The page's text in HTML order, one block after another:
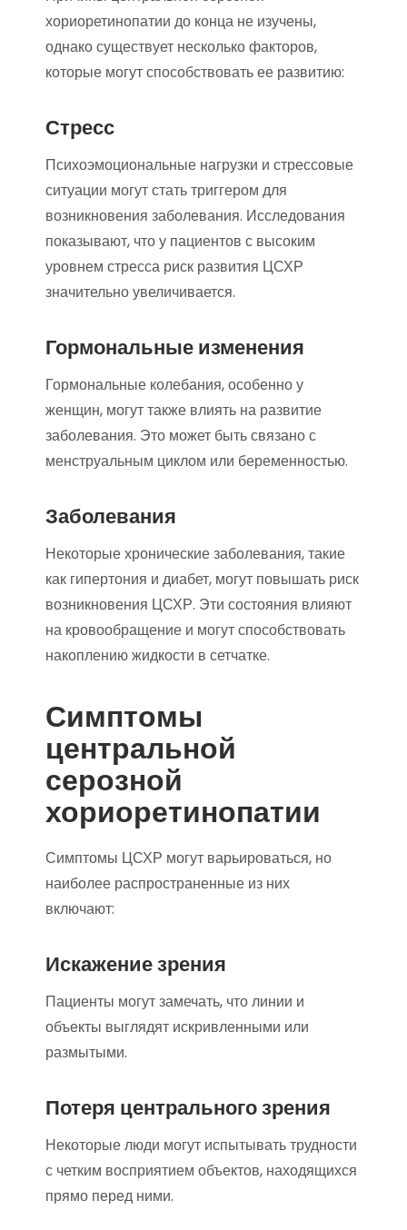
хориоретинопатии до конца не изучены,
однако существует несколько факторов,
которые могут способствовать ее развитию:
Стресс
Психоэмоциональные нагрузки и стрессовые
ситуации могут стать триггером для
возникновения заболевания. Исследования
показывают, что у пациентов с высоким
уровнем стресса риск развития ЦСХР
значительно увеличивается.
Гормональные изменения
Гормональные колебания, особенно у
женщин, могут также влиять на развитие
заболевания. Это может быть связано с
менструальным циклом или беременностью.
Заболевания
Некоторые хронические заболевания, такие
как гипертония и диабет, могут повышать риск
возникновения ЦСХР. Эти состояния влияют
на кровообращение и могут способствовать
накоплению жидкости в сетчатке.
Симптомы
центральной
серозной
хориоретинопатии
Симптомы ЦСХР могут варьироваться, но
наиболее распространенные из них
включают:
Искажение зрения
Пациенты могут замечать, что линии и
объекты выглядят искривленными или
размытыми.
Потеря центрального зрения
Некоторые люди могут испытывать трудности
с четким восприятием объектов, находящихся
прямо перед ними.